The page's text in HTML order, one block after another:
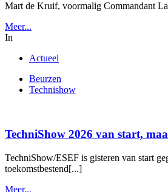
Mart de Kruif, voormalig Commandant
Meer...
In
Actueel
Beurzen
Technishow
TechniShow 2026 van start,
TechniShow/ESEF is gisteren van start
toekomstbestend[...]
Meer...